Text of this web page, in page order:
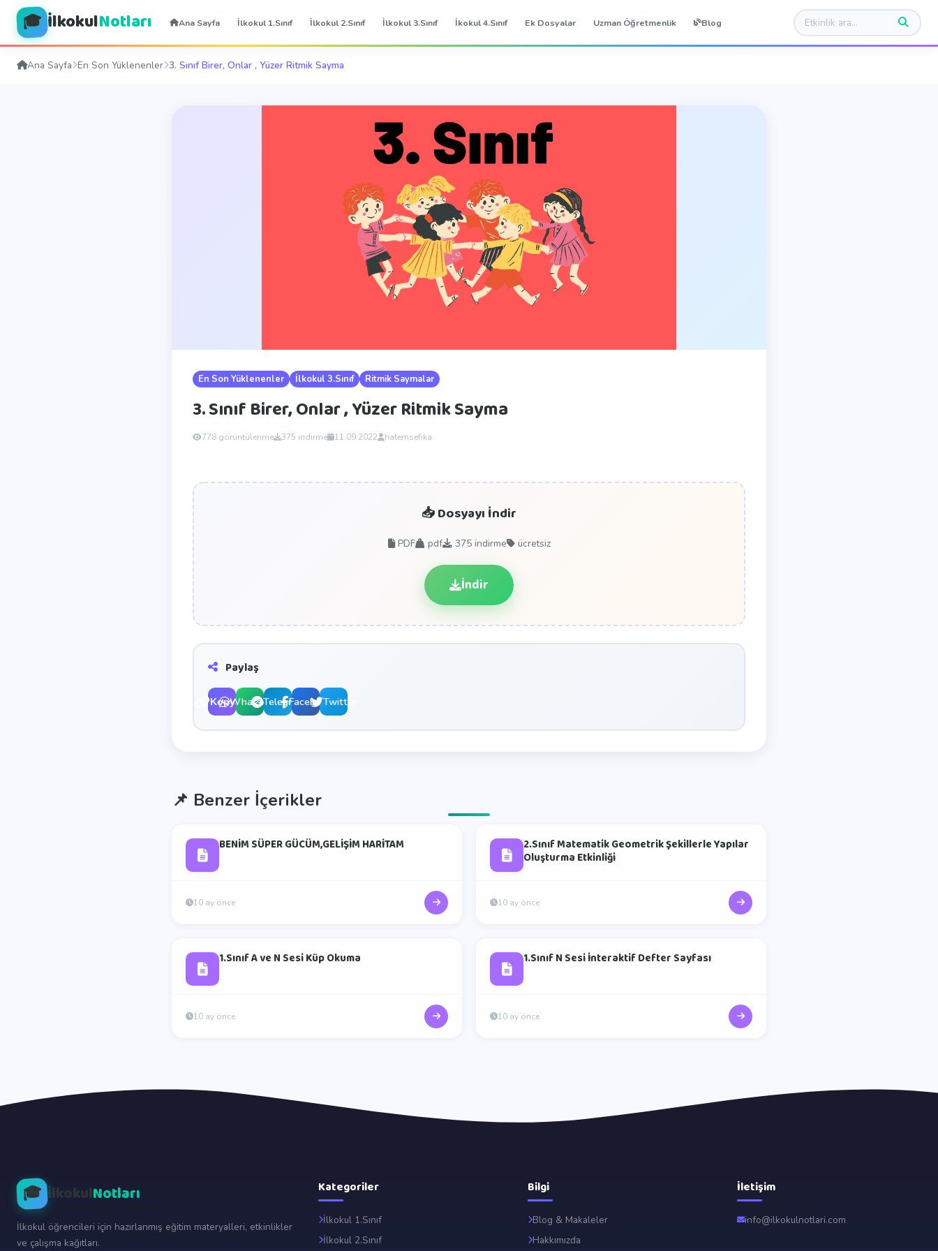
🎓 İlkokulNotları Ana Sayfa İlkokul 1.Sınıf İlkokul 2.Sınıf İlkokul 3.Sınıf İkokul 4.Sınıf Ek Dosyalar Uzman Öğretmenlik Blog
Ana Sayfa En Son Yüklenenler 3. Sınıf Birer, Onlar , Yüzer Ritmik Sayma
En Son Yüklenenler İlkokul 3.Sınıf Ritmik Saymalar
3. Sınıf Birer, Onlar , Yüzer Ritmik Sayma
778 görüntülenme 375 indirme 11.09.2022 hatemsefika
📥 Dosyayı İndir
PDF pdf 375indirme ücretsiz
İndir
Paylaş
KopyalaWhatsAppTelegramFacebookTwitter
📌 Benzer İçerikler
BENİM SÜPER GÜCÜM,GELİŞİM HARİTAM
10 ay önce
2.Sınıf Matematik Geometrik Şekillerle Yapılar
Oluşturma Etkinliği
10 ay önce
1.Sınıf A ve N Sesi Küp Okuma
10 ay önce
1.Sınıf N Sesi İnteraktif Defter Sayfası
10 ay önce
🎓 İlkokulNotları
İlkokul öğrencileri için hazırlanmış eğitim materyalleri, etkinlikler
ve çalışma kağıtları.
Kategoriler
İlkokul 1.Sınıf
İlkokul 2.Sınıf
Bilgi
Blog & Makaleler
Hakkımızda
İletişim
info@ilkokulnotlari.com